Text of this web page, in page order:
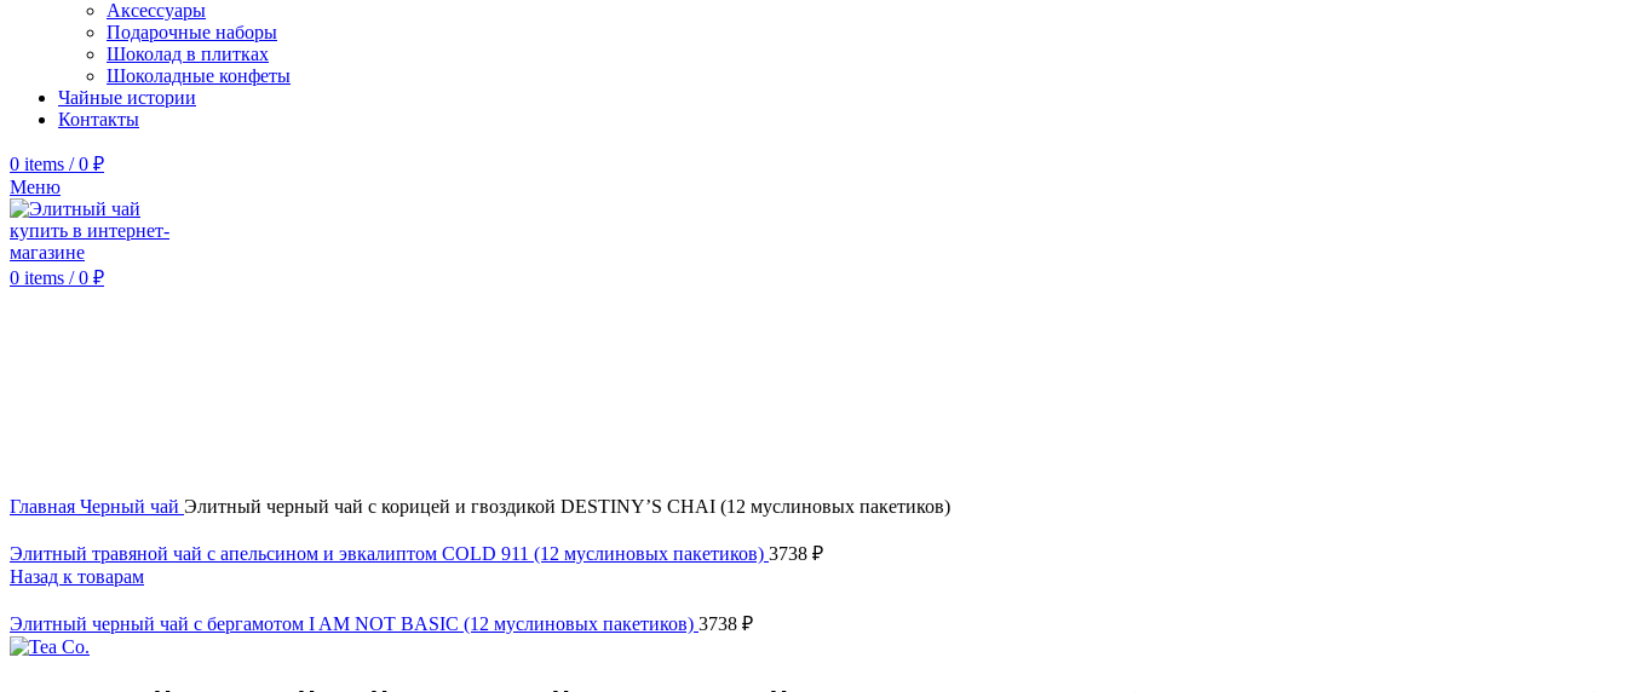
Аксессуары
Подарочные наборы
Шоколад в плитках
Шоколадные конфеты
Чайные истории
Контакты
0 items / 0 ₽
Меню
0 items / 0 ₽
Главная Черный чай Элитный черный чай с корицей и гвоздикой DESTINY’S CHAI (12 муслиновых пакетиков)
Элитный травяной чай с апельсином и эвкалиптом COLD 911 (12 муслиновых пакетиков) 3738 ₽
Назад к товарам
Элитный черный чай с бергамотом I AM NOT BASIC (12 муслиновых пакетиков) 3738 ₽